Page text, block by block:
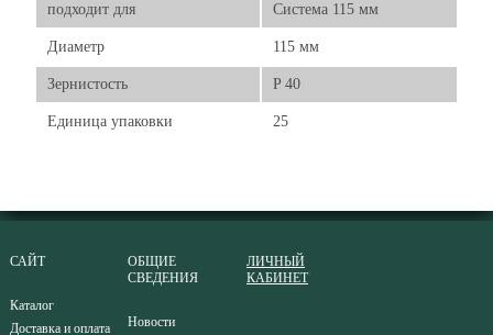
подходит для Система 115 мм
Диаметр 115 мм
Зернистость P 40
Единица упаковки 25
САЙТ
Каталог
Доставка и оплата
ОБЩИЕ
СВЕДЕНИЯ
Новости
ЛИЧНЫЙ
КАБИНЕТ